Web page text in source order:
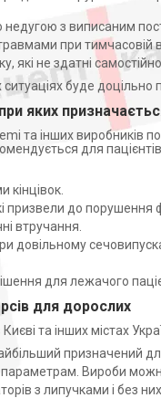
(2)
Леді
Ко.,
ТОВ
недугою з виписаним
при тимчасовій
які не здатні
буде доцільно
яких
та інших
для
кінцівок.
призвели до порушення
втручання.
довільному
для лежачого
для дорослих
та інших містах
призначений
Вироби
з липучками і без них.